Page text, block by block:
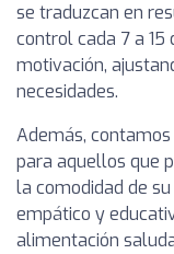
se traduzcan en
control cada 7 a
motivación,
necesidades.
Además,
para aquellos que
la comodidad de
empático y
alimentación